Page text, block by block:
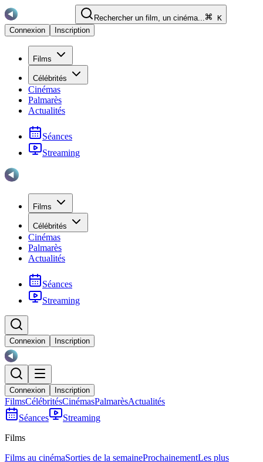
Rechercher un film, un cinéma...
K
Connexion
Inscription
Films
Célébrités
Cinémas
Palmarès
Actualités
Séances
Streaming
Films
Célébrités
Cinémas
Palmarès
Actualités
Séances
Streaming
Connexion Inscription
Connexion Inscription
FilmsCélébritésCinémasPalmarèsActualités
Séances
Streaming
Films
Films au cinémaSorties de la semaineProchainementLes plus